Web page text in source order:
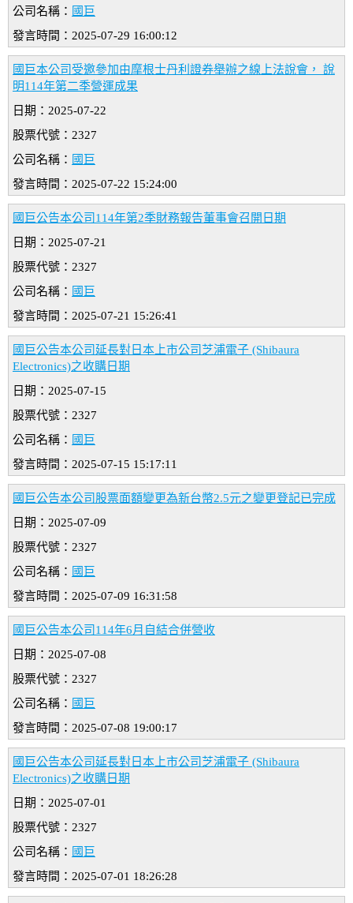
公司名稱： 國巨
發言時間：2025-07-29 16:00:12
國巨本公司受邀參加由摩根士丹利證券舉辦之線上法說會， 說
明114年第二季營運成果
日期：2025-07-22
股票代號：2327
公司名稱： 國巨
發言時間：2025-07-22 15:24:00
國巨公告本公司114年第2季財務報告董事會召開日期
日期：2025-07-21
股票代號：2327
公司名稱： 國巨
發言時間：2025-07-21 15:26:41
國巨公告本公司延長對日本上市公司芝浦電子 (Shibaura
Electronics)之收購日期
日期：2025-07-15
股票代號：2327
公司名稱： 國巨
發言時間：2025-07-15 15:17:11
國巨公告本公司股票面額變更為新台幣2.5元之變更登記已完成
日期：2025-07-09
股票代號：2327
公司名稱： 國巨
發言時間：2025-07-09 16:31:58
國巨公告本公司114年6月自結合併營收
日期：2025-07-08
股票代號：2327
公司名稱： 國巨
發言時間：2025-07-08 19:00:17
國巨公告本公司延長對日本上市公司芝浦電子 (Shibaura
Electronics)之收購日期
日期：2025-07-01
股票代號：2327
公司名稱： 國巨
發言時間：2025-07-01 18:26:28